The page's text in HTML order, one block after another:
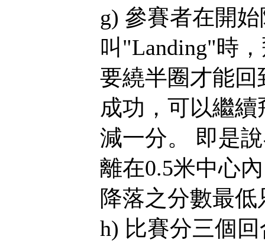
g) 參賽者在開
叫"Landing"時
要繞半圈才能
成功，可以繼
減一分。 即是
離在0.5米中心
降落之分數最
h) 比賽分三個